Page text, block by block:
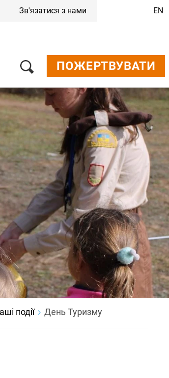
Зв'язатися з нами EN
ПОЖЕРТВУВАТИ
події День Туризму
Про нас
Робота
Для медіа
Зв'язатися з нами
Пожертвувати
Квитки